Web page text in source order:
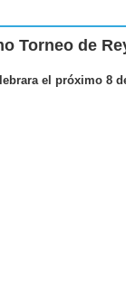
Torneo de
el próximo 8